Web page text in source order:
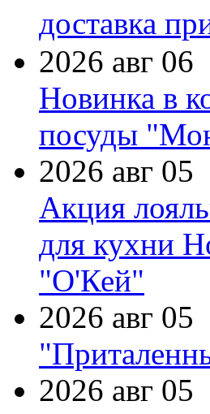
доставка
2026 авг 06
Новинка в
посуды
2026 авг 05
Акция
для кухни
"О'Кей"
2026 авг 05
2026 авг 05